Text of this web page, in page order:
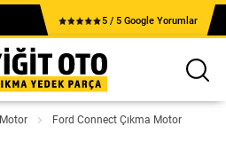
5 / 5 Google Yorumlar
Motor Ford Connect Çıkma Motor